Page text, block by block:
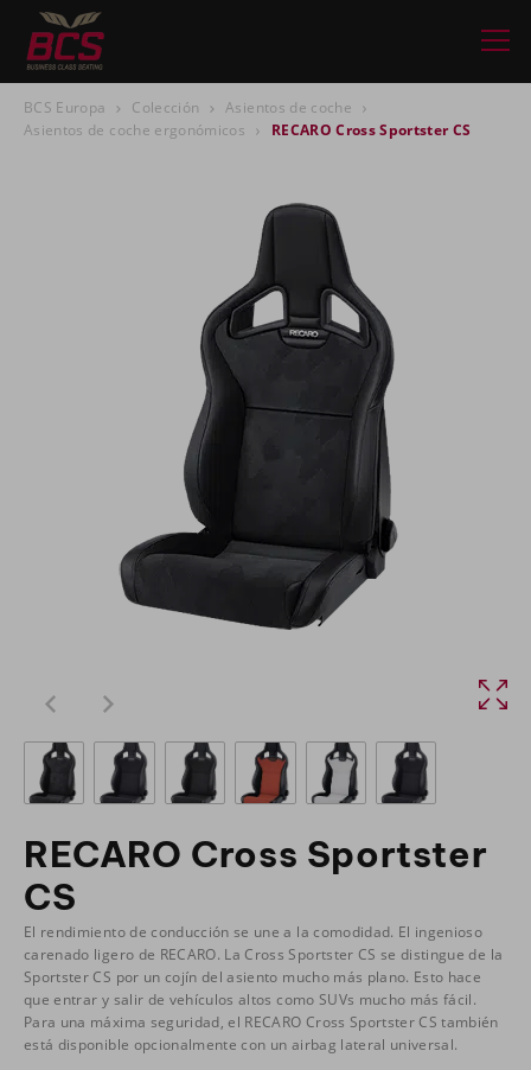
BCS Europa Colección
Asientos de coche
Asientos de coche ergonómicos
RECARO Cross Sportster CS
RECARO Cross Sportster
CS
El rendimiento de conducción se une a la comodidad. El ingenioso
carenado ligero de RECARO. La Cross Sportster CS se distingue de la
Sportster CS por un cojín del asiento mucho más plano. Esto hace
que entrar y salir de vehículos altos como SUVs mucho más fácil.
Para una máxima seguridad, el RECARO Cross Sportster CS también
está disponible opcionalmente con un airbag lateral universal.